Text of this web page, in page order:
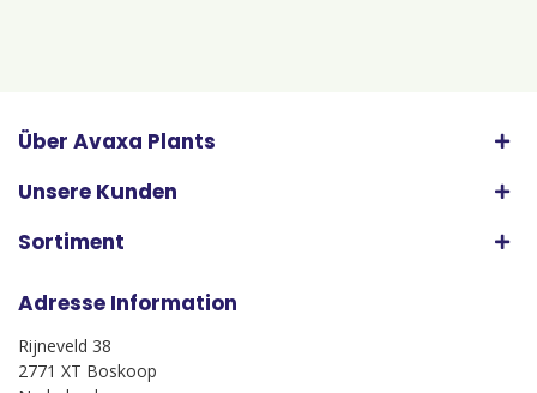
Über Avaxa Plants
Unsere Kunden
Sortiment
Adresse Information
Rijneveld 38
2771 XT Boskoop